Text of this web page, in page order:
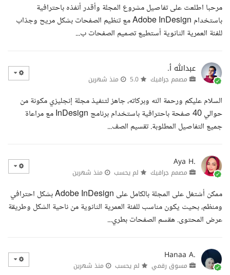
مرحبا اطلعت على تفاصيل مشروع المجلة وأقدر أنفذه باحترافية
باستخدام Adobe InDesign مع تنظيم الصفحات بشكل مريح وجذاب
للفئة العمرية الثانوية أستطيع تصميم الصفحات ب...
عبدالله أ.
مصمم جرافيك منذ شهرين
السلام عليكم ورحمة الله وبركاته، جاهز لتنفيذ مجلة إنجليزي مكونة من
حوالي 40 صفحة باحترافية باستخدام برنامج InDesign مع مراعاة
جميع التفاصيل المطلوبة. تقسيم الصف...
Aya H.
مصمم جرافيك لم يحسب منذ شهرين
ممكن أشتغل على المجلة بالكامل على Adobe InDesign بشكل احترافي
ومنظم، بحيث يكون مناسب للفئة العمرية الثانوية من ناحية الشكل وطريقة
عرض المحتوى. هقسم الصفحات بطري...
Hanaa A.
مسوق رقمي لم يحسب منذ شهرين